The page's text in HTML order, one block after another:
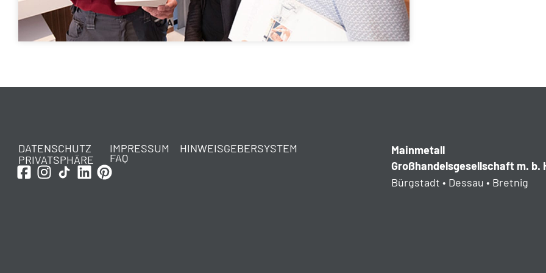
DATENSCHUTZ
PRIVATSPHÄRE
IMPRESSUM
FAQ
HINWEISGEBERSYSTEM
Mainmetall
Großhandelsgesellschaft m. b.
Bürgstadt • Dessau • Bretnig